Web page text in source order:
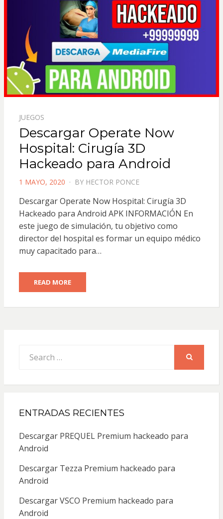
JUEGOS
Descargar Operate Now
Hospital: Cirugía 3D
Hackeado para Android
POSTED
1 MAYO, 2020 BY HECTOR PONCE
Descargar Operate Now Hospital: Cirugía 3D
Hackeado para Android APK INFORMACIÓN En
este juego de simulación, tu objetivo como
director del hospital es formar un equipo médico
muy capacitado para…
READ MORE
for:
ENTRADAS RECIENTES
Descargar PREQUEL Premium hackeado para
Android
Descargar Tezza Premium hackeado para
Android
Descargar VSCO Premium hackeado para
Android